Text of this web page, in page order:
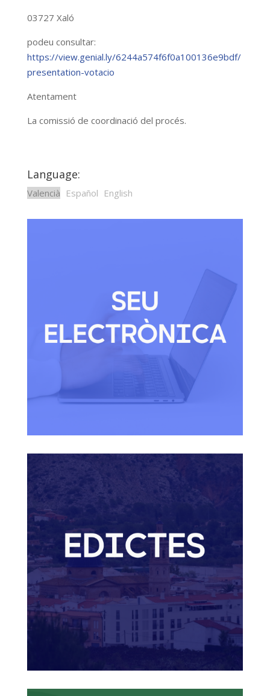
03727 Xaló
podeu consultar:
https://view.genial.ly/6244a574f6f0a100136e9bdf/
presentation-votacio
Atentament
La comissió de coordinació del procés.
Language:
Valencià Español English